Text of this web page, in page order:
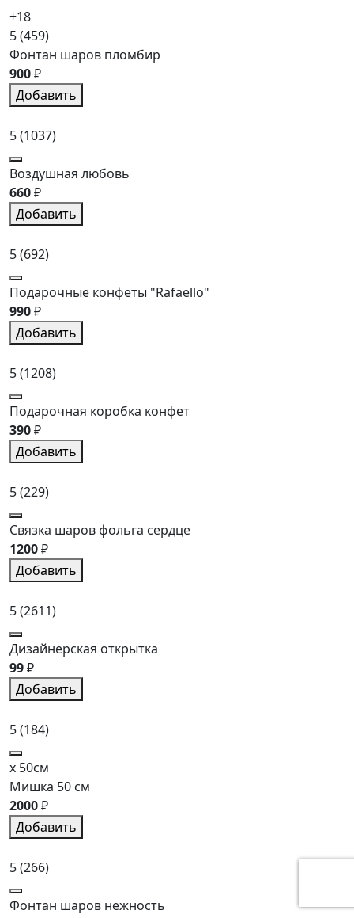
+18
5(459)
Фонтан шаров пломбир
900₽
Добавить
5(1037)
Воздушная любовь
660₽
Добавить
5(692)
Подарочные конфеты "Rafaello"
990₽
Добавить
5(1208)
Подарочная коробка конфет
390₽
Добавить
5(229)
Связка шаров фольга сердце
1200₽
Добавить
5(2611)
Дизайнерская открытка
99₽
Добавить
5(184)
x 50см
Мишка 50 см
2000₽
Добавить
5(266)
Фонтан шаров нежность